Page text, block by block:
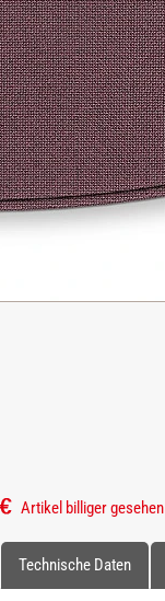
Artikel billiger gesehen
Technische Daten